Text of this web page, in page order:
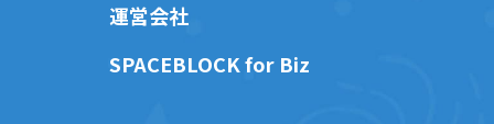
運営会社
SPACEBLOCK for Biz